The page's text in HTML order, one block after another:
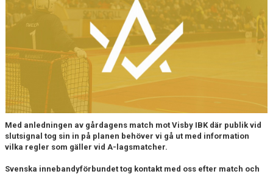
MATCHER
INTRESSEANMÄLAN
LÄNKAR
SARGVAKTSCHEMA
FÖRENINGSPRODUKTEN
MEDLEMSKAP
Med anledningen av gårdagens match mot Visby IBK där publik vid
slutsignal tog sin in på planen behöver vi gå ut med information
vilka regler som gäller vid A-lagsmatcher.
Svenska innebandyförbundet tog kontakt med oss efter match och